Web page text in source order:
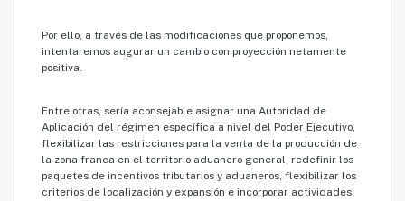
Por ello, a través de las modificaciones que proponemos,
intentaremos augurar un cambio con proyección netamente
positiva.
Entre otras, sería aconsejable asignar una Autoridad de
Aplicación del régimen específica a nivel del Poder Ejecutivo,
flexibilizar las restricciones para la venta de la producción de
la zona franca en el territorio aduanero general, redefinir los
paquetes de incentivos tributarios y aduaneros, flexibilizar los
criterios de localización y expansión e incorporar actividades